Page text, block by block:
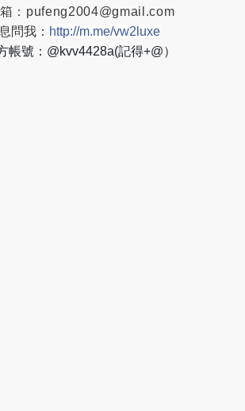
： pufeng2004@gmail.com
問我： http://m.me/vw2luxe
帳號：@kvv4428a(記得+@）